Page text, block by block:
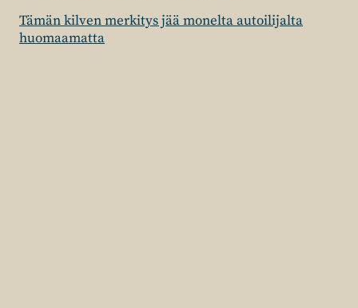
Tämän kilven merkitys jää monelta autoilijalta
huomaamatta